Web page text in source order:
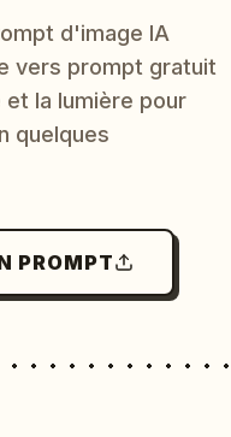
d'image IA
vers prompt gratuit
la lumière pour
quelques
PROMPT